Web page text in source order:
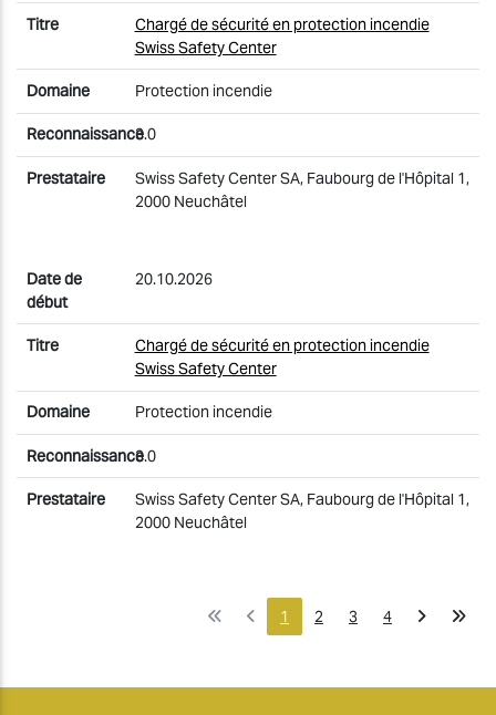
Chargé de sécurité en protection incendie
Swiss Safety Center
Protection incendie
3.0
Swiss Safety Center SA, Faubourg de l'Hôpital 1,
2000 Neuchâtel
20.10.2026
Chargé de sécurité en protection incendie
Swiss Safety Center
Protection incendie
3.0
Swiss Safety Center SA, Faubourg de l'Hôpital 1,
2000 Neuchâtel
1 2 3 4